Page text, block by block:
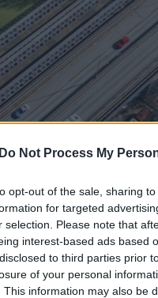
Do Not Process My
opt-out of the sale, sharing
for targeted
selection. Please note that
interest-based ads based
to third parties prior
of your personal
This information may also be